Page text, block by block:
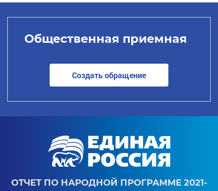
Общественная приемная
Создать обращение
ОТЧЕТ ПО НАРОДНОЙ ПРОГРАММЕ 2021-